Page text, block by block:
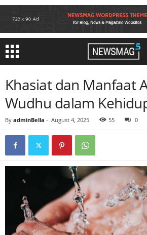
Khasiat dan Manfaat
Wudhu dalam
By adminBella - August 4, 2025 55 0